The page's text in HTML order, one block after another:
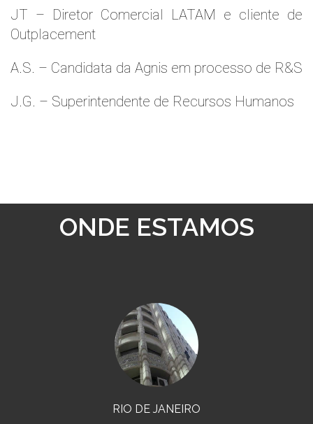
JT – Diretor Comercial LATAM e cliente de
Outplacement
A.S. – Candidata da Agnis em processo de R&S
J.G. – Superintendente de Recursos Humanos
ONDE ESTAMOS
RIO DE JANEIRO